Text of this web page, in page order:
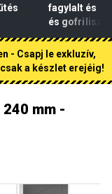
fagylalt
és gofri
és
liszt
- Csapj le exkluzív,
a készlet erejéig!
240 mm -